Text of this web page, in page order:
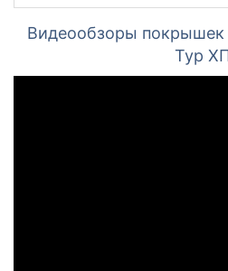
Видеообзоры
Тур